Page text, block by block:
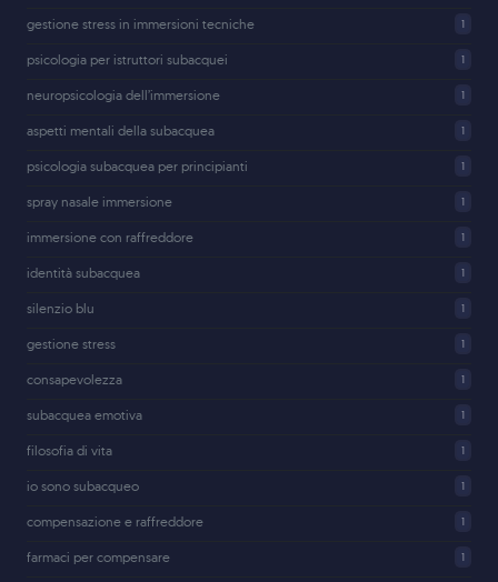
gestione stress in immersioni tecniche 1
psicologia per istruttori subacquei 1
neuropsicologia dell’immersione 1
aspetti mentali della subacquea 1
psicologia subacquea per principianti 1
spray nasale immersione 1
immersione con raffreddore 1
identità subacquea 1
silenzio blu 1
gestione stress 1
consapevolezza 1
subacquea emotiva 1
filosofia di vita 1
io sono subacqueo 1
compensazione e raffreddore 1
farmaci per compensare 1